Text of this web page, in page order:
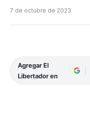
7 de octubre de 2023
Agregar El
Libertador en